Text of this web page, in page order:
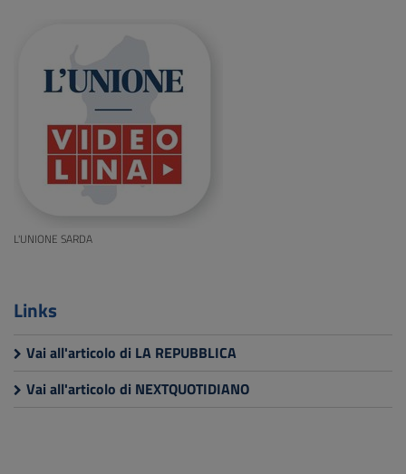
L'UNIONE SARDA
Links
Vai all'articolo di LA REPUBBLICA
Vai all'articolo di NEXTQUOTIDIANO